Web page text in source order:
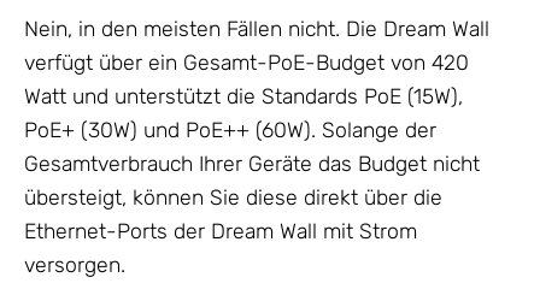
Nein, in den meisten Fällen nicht. Die Dream Wall
verfügt über ein Gesamt-PoE-Budget von 420
Watt und unterstützt die Standards PoE (15W),
PoE+ (30W) und PoE++ (60W). Solange der
Gesamtverbrauch Ihrer Geräte das Budget nicht
übersteigt, können Sie diese direkt über die
Ethernet-Ports der Dream Wall mit Strom
versorgen.